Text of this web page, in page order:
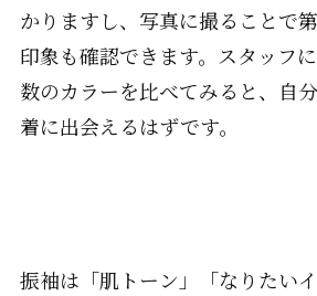
かりますし、写真に撮ることで
印象も確認できます。スタッフ
数のカラーを比べてみると、自
着に出会えるはずです。
振袖は「肌トーン」「なりたい